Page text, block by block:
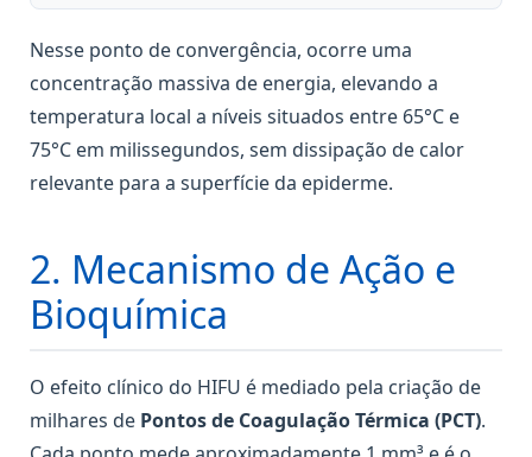
Nesse ponto de convergência, ocorre uma
concentração massiva de energia, elevando a
temperatura local a níveis situados entre 65°C e
75°C em milissegundos, sem dissipação de calor
relevante para a superfície da epiderme.
2. Mecanismo de Ação e
Bioquímica
O efeito clínico do HIFU é mediado pela criação de
milhares de Pontos de Coagulação Térmica (PCT).